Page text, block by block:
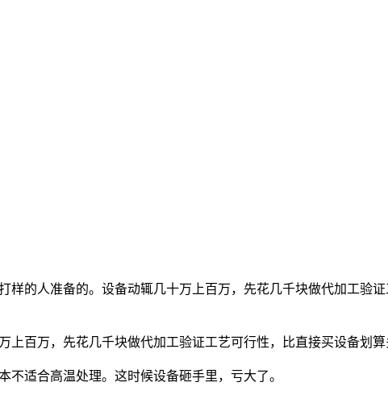
样的人准备的。设备动辄几十万上百万，先花几千块做代加工验
百万，先花几千块做代加工验证工艺可行性，比直接买设备划算
适合高温处理。这时候设备砸手里，亏大了。